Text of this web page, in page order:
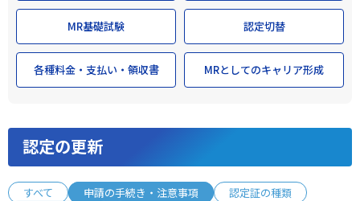
MR基礎試験 認定切替
各種料金・支払い・領収書 MRとしてのキャリア形成
認定の更新
すべて 申請の手続き・注意事項
認定証の種類